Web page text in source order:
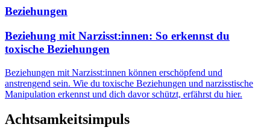
Beziehungen
Beziehung mit Narzisst:innen: So erkennst du
toxische Beziehungen
Beziehungen mit Narzisst:innen können erschöpfend und
anstrengend sein. Wie du toxische Beziehungen und narzisstische
Manipulation erkennst und dich davor schützt, erfährst du hier.
Achtsamkeitsimpuls